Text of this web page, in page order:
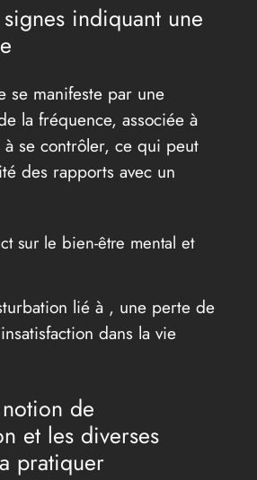
indiquant une
se manifeste par une
la fréquence, associée à
se contrôler, ce qui peut
des rapports avec un
sur le bien-être mental et
lié à , une perte de
dans la vie
de
et les diverses
pratiquer